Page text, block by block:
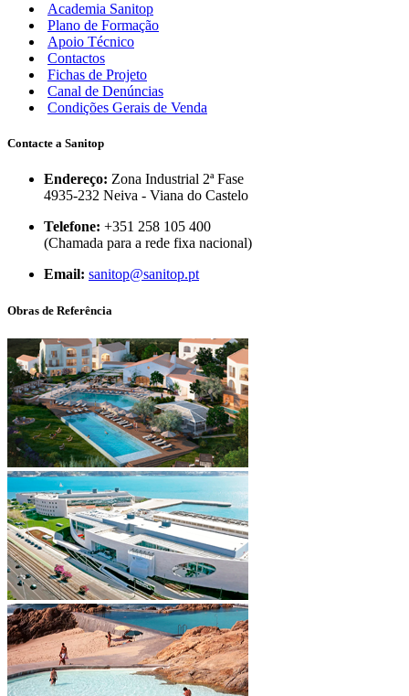
Academia Sanitop
Plano de Formação
Apoio Técnico
Contactos
Fichas de Projeto
Canal de Denúncias
Condições Gerais de Venda
Contacte a Sanitop
Endereço: Zona Industrial 2ª Fase
4935-232 Neiva - Viana do Castelo
Telefone: +351 258 105 400
(Chamada para a rede fixa nacional)
Email: sanitop@sanitop.pt
Obras de Referência